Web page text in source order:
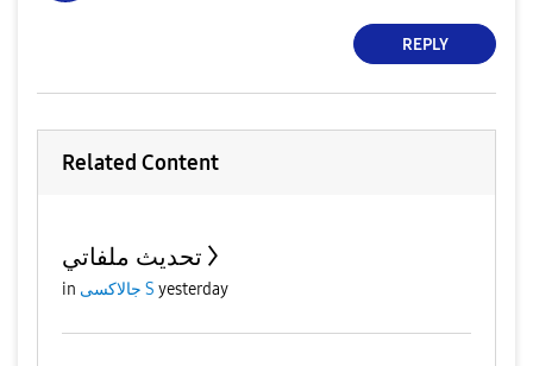
REPLY
Related Content
تحديث ملفاتي
in جالاكسى S yesterday